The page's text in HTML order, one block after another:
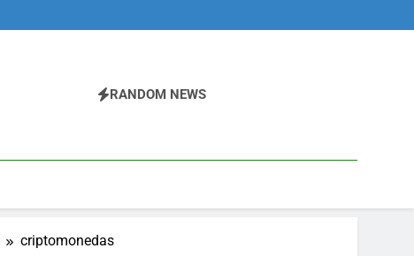
RANDOM NEWS
criptomonedas